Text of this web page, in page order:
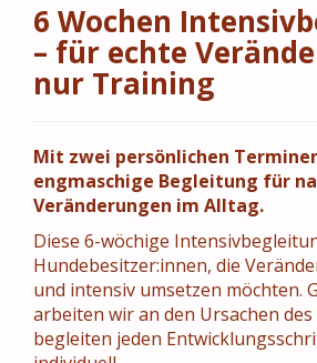
6 Wochen
– für echte
nur Training
Mit zwei persönlichen
engmaschige Begleitung für
Veränderungen im Alltag.
Diese 6-wöchige
Hundebesitzer:innen, die
und intensiv umsetzen möchten.
arbeiten wir an den Ursachen
begleiten jeden